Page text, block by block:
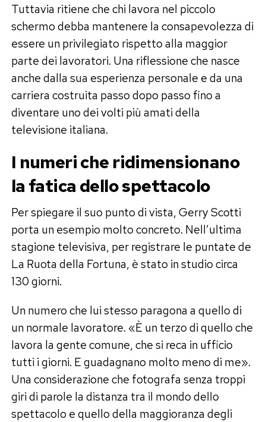
Tuttavia ritiene che chi lavora nel piccolo
schermo debba mantenere la consapevolezza di
essere un privilegiato rispetto alla maggior
parte dei lavoratori. Una riflessione che nasce
anche dalla sua esperienza personale e da una
carriera costruita passo dopo passo fino a
diventare uno dei volti più amati della
televisione italiana.
I numeri che ridimensionano
la fatica dello spettacolo
Per spiegare il suo punto di vista, Gerry Scotti
porta un esempio molto concreto. Nell’ultima
stagione televisiva, per registrare le puntate de
La Ruota della Fortuna, è stato in studio circa
130 giorni.
Un numero che lui stesso paragona a quello di
un normale lavoratore. «È un terzo di quello che
lavora la gente comune, che si reca in ufficio
tutti i giorni. E guadagnano molto meno di me».
Una considerazione che fotografa senza troppi
giri di parole la distanza tra il mondo dello
spettacolo e quello della maggioranza degli